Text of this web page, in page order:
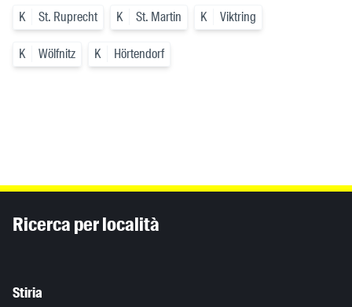
K St. Ruprecht K St. Martin K Viktring
K Wölfnitz K Hörtendorf
Ricerca per località
Stiria